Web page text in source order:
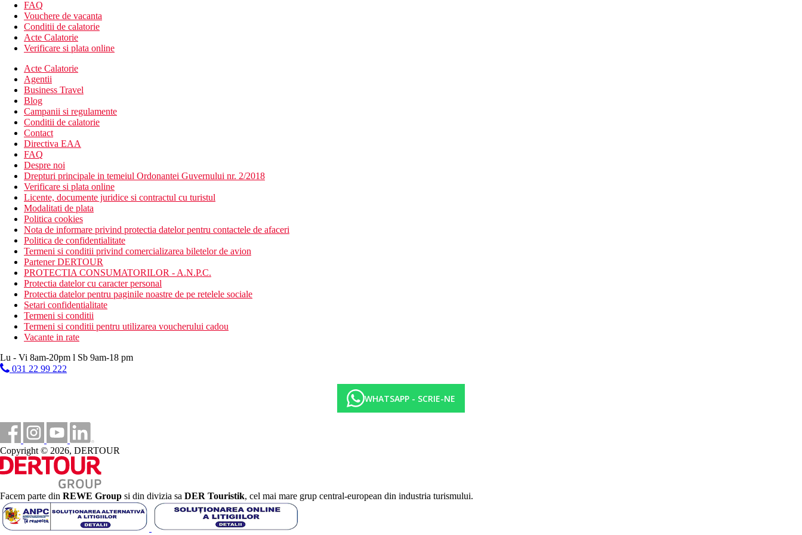
Camera de familie
cca 31 m2
sufragerie
dotate similar camerelor standard
Junior suita
living si dormitor separat
intrare gratuita la SPA pentru persoanele cu varsta peste 16 ani
set de produse cosmetice de lux in baie
halat de baie, papuci
vedere la mare
dotate similar camerelor standard
Panoramic
cca 60 m2
cu vedere la mare
baie cu dus si jacuzzi
terasa privata cu hamace
halat de baie, papuci
aparat de cafea cu capsule
intrare gratuita la SPA pentru persoanele cu varsta peste 16 ani
dotate similar camerelor standard
Descrierea hotelului
receptie, 2 restaurante, spalatorie
mai multe bare
piscina (sezlonguri gratuite)
piscina acoperita
piscina pentru copii, loc de joaca
sezlonguri si umbrele contra cost
Activitati sportive
Gratuit
piscina (incalzita in functie de vreme)
sezlonguri si umbrele de soare la piscina gratuit, prosoape la un depozit
terasa la soare, minigolf,
internet Wi-Fi (gratuit)
programe de animatie
Contra cost
centru SPA, sauna, jacuzzi, baie turceasca, masaje si tratamente
FAQ
Vouchere de vacanta
Conditii de calatorie
Acte Calatorie
Verificare si plata online
Acte Calatorie
Agentii
Business Travel
Blog
Campanii si regulamente
Conditii de calatorie
Contact
Directiva EAA
FAQ
Despre noi
Drepturi principale in temeiul Ordonantei Guvernului nr. 2/2018
Verificare si plata online
Licente, documente juridice si contractul cu turistul
Modalitati de plata
Politica cookies
Nota de informare privind protectia datelor pentru contactele de afaceri
Politica de confidentialitate
Termeni si conditii privind comercializarea biletelor de avion
Partener DERTOUR
PROTECTIA CONSUMATORILOR - A.N.P.C.
Protectia datelor cu caracter personal
Protectia datelor pentru paginile noastre de pe retelele sociale
Setari confidentialitate
Termeni si conditii
Termeni si conditii pentru utilizarea voucherului cadou
Vacante in rate
Lu - Vi 8am-20pm l Sb 9am-18 pm
031 22 99 222
WHATSAPP - SCRIE-NE
Copyright © 2026, DERTOUR
Facem parte din REWE Group si din divizia sa DER Touristik, cel mai mare grup central-european din industria turismului.